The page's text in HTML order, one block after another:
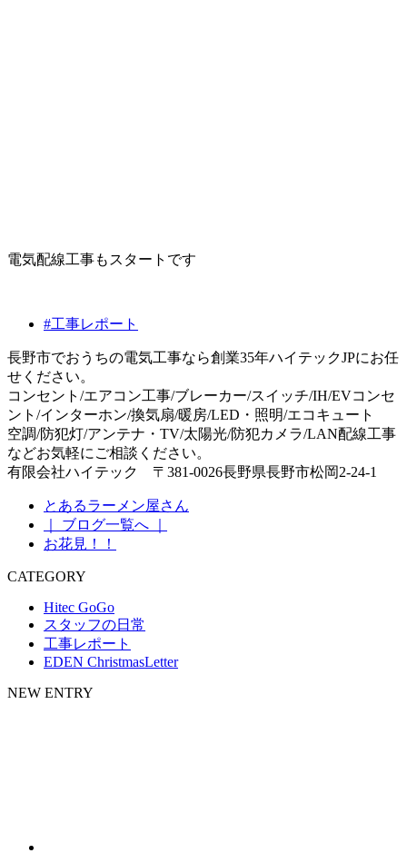
電気配線工事もスタートです
#工事レポート
長野市でおうちの電気工事なら創業35年ハイテックJPにお任
せください。
コンセント/エアコン工事/ブレーカー/スイッチ/IH/EVコンセ
ント/インターホン/換気扇/暖房/LED・照明/エコキュート
空調/防犯灯/アンテナ・TV/太陽光/防犯カメラ/LAN配線工事
などお気軽にご相談ください。
有限会社ハイテック 〒381-0026長野県長野市松岡2-24-1
とあるラーメン屋さん
｜ ブログ一覧へ ｜
お花見！！
CATEGORY
Hitec GoGo
スタッフの日常
工事レポート
EDEN ChristmasLetter
NEW ENTRY